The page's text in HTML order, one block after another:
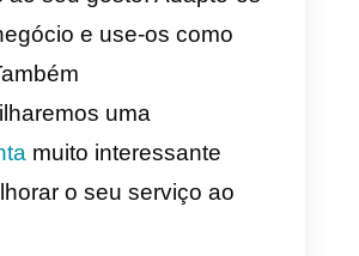
o nosso trabalho, os
de resposta e a sua
motivos, hoje
que podem te